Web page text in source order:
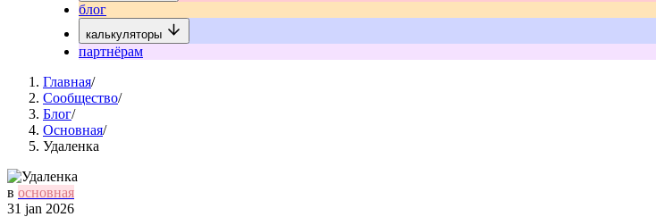
блог
калькуляторы
партнёрам
Главная/
Сообщество/
Блог/
Основная/
Удаленка
в основная
31 jan 2026